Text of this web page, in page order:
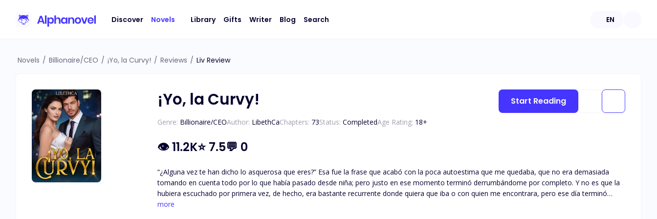
Discover Novels Library Gifts Writer Blog Search EN
Novels / Billionaire/CEO / ¡Yo, la Curvy! / Reviews / Liv Review
¡Yo, la Curvy!
Genre: Billionaire/CEOAuthor: LibethCaChapters: 73Status: CompletedAge Rating: 18+
👁11.2K⭐7.5💬 0
“¿Alguna vez te han dicho lo asquerosa que eres?” Esa fue la frase que acabó con la poca autoestima que me quedaba, que no era demasiada
tomando en cuenta todo por lo que había pasado desde niña; pero justo en ese momento terminó derrumbándome por completo. Y no es que la
hubiera escuchado por primera vez, de hecho, era bastante recurrente donde quiera que iba o con quien me encontrara, pero ese día terminó
siendo uno de los peores de mi vida, cuando aquella ruin locución, salió de la boca de la única persona que nunca me había menospreciado. Tal
more
Start Reading